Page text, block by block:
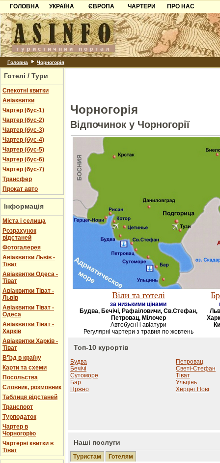
ГОЛОВНА
УКРАЇНА
Карпати
Азов
Причорноморря
Шацьк
ЄВРОПА
Чорногорія
Хорватія
Болгарія
ЧАРТЕРИ
ПРО НАС
Контакти
Партнерам
Додати готель
Головна Чорногорія
Готелі / Тури
Спекотні квитки
Авіаквитки
Чартер (бус-1)
Чартер (бус-2)
Чартер (бус-3)
Чартер (бус-4)
Чартер (бус-5)
Чартер (бус-6)
Чартер (бус-7)
Трансфер
Прокат авто
Інформація
Міста і селища
Розрахунок
відстаней
Фотогалерея
Авіаквитки Львів -
Тіват
Авіаквитки Одеса -
Тіват
Авіаквитки Тіват -
Львів
Авіаквитки Тіват -
Одеса
Авіаквитки Тіват -
Харків
Авіаквитки Харків -
Тіват
В'їзд в країну
Карти та схеми
Посольства
Словник, розмовник
Таблиця відстаней
Транспорт
Турподаток
Чартер в
Чорногорію
Чартерні квитки в
Тіват
Чорногорія
Відпочинок у Чорногорії
Віли та готелі
за низькими цінами
Будва, Бечічі, Рафаіловичи, Св.Стефан,
Петровац, Мілочер
Автобусні і авіатури
Регулярні чартери з травня по жовтень
Топ-10 курортів
Будва
Бечічі
Сутоморе
Бар
Пржно
Петровац
Светі-Стефан
Тіват
Ульцінь
Херцег Нові
Наші послуги
Туристам Готелям